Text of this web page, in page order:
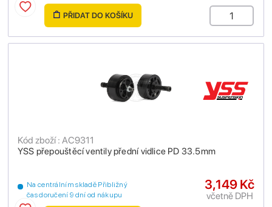
PŘIDAT DO KOŠÍKU
YSS přepouštěcí ventily přední vidlice PD 33.5mm
Kód zboží : AC9311
Na centrálním skladě Přibližný
čas doručení 9 dní od nákupu
3,149 Kč
včetně DPH